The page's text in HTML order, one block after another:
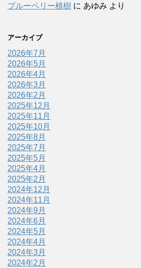
ブルーベリー植樹 に あゆみ より
アーカイブ
2026年7月
2026年5月
2026年4月
2026年3月
2026年2月
2025年12月
2025年11月
2025年10月
2025年8月
2025年7月
2025年5月
2025年4月
2025年2月
2024年12月
2024年11月
2024年9月
2024年6月
2024年5月
2024年4月
2024年3月
2024年2月